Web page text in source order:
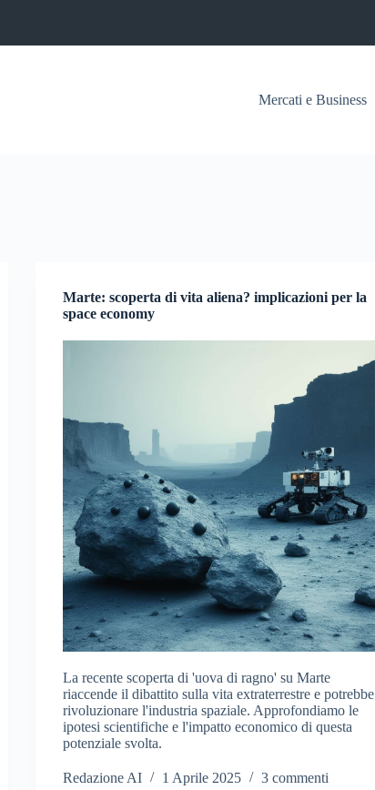
Mercati e Business
Marte: scoperta di vita aliena? implicazioni per la
space economy
La recente scoperta di 'uova di ragno' su Marte
riaccende il dibattito sulla vita extraterrestre e potrebbe
rivoluzionare l'industria spaziale. Approfondiamo le
ipotesi scientifiche e l'impatto economico di questa
potenziale svolta.
Redazione AI 1 Aprile 2025 3 commenti